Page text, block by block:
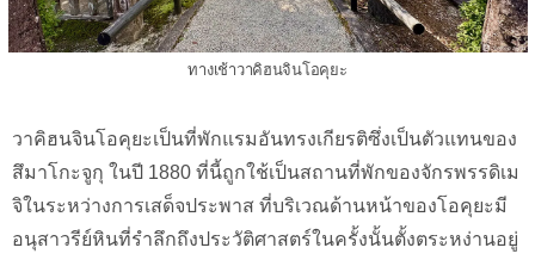
ทางเช้าวาคิฮนจินโอคุยะ
วาคิฮนจินโอคุยะเป็นที่พักแรมอันทรงเกียรติซึ่งเป็นตัวแทนของ
สึมาโกะจูกุ ในปี 1880 ที่นี้ถูกใช้เป็นสถานที่พักของจักรพรรดิเม
จิในระหว่างการเสด็จประพาส ที่บริเวณด้านหน้าของโอคุยะมี
อนุสาวรีย์หินที่รำลึกถึงประวัติศาสตร์ในครั้งนั้นตั้งตระหง่านอยู่